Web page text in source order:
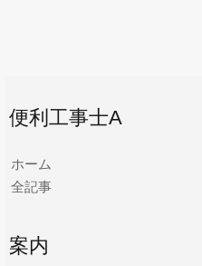
便利工事士A
ホーム
全記事
案内